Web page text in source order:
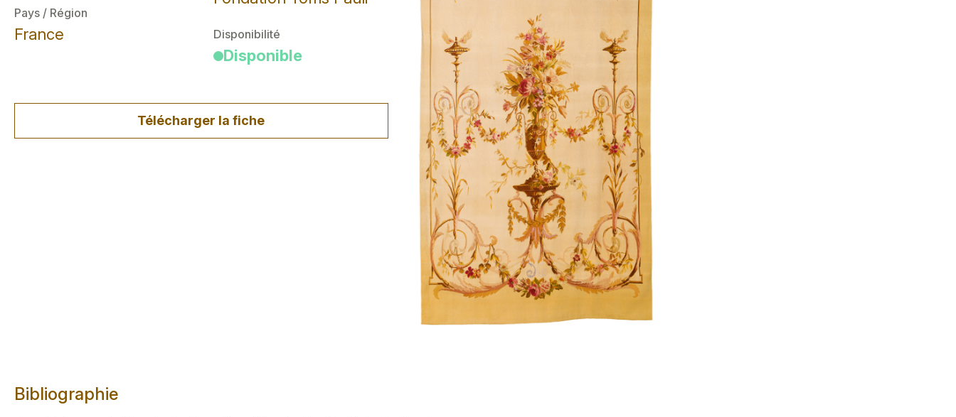
Pays / Région
France Disponibilité
Disponible
Télécharger la fiche
Bibliographie